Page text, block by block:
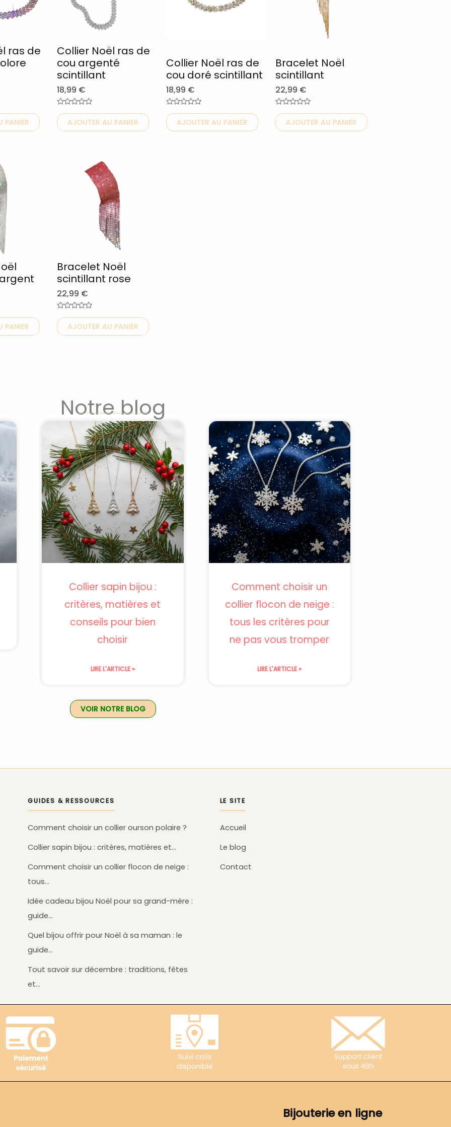
ras de
PANIER
Collier Noël ras de
cou argenté
scintillant
18,99 €
0
sur
5
AJOUTER AU PANIER
variations.
peuvent
être
choisies
sur
la
page
Collier Noël ras de
cou doré scintillant
18,99 €
0
sur
5
AJOUTER AU PANIER
variations.
être
choisies
sur
la
page
Bracelet Noël
scintillant
22,99 €
0
sur
5
AJOUTER AU PANIER
être
choisies
sur
la
page
PANIER
Bracelet Noël
scintillant rose
22,99 €
0
sur
5
AJOUTER AU PANIER
peuvent
être
choisies
sur
la
page
Notre blog
Collier sapin bijou :
critères, matières et
conseils pour bien
choisir
LIRE L'ARTICLE »
Comment choisir un
collier flocon de neige :
tous les critères pour
ne pas vous tromper
LIRE L'ARTICLE »
VOIR NOTRE BLOG
GUIDES & RESSOURCES
Comment choisir un collier ourson polaire ?
Collier sapin bijou : critères, matières et…
Comment choisir un collier flocon de neige :
tous…
Idée cadeau bijou Noël pour sa grand-mère :
guide…
Quel bijou offrir pour Noël à sa maman : le
guide…
Tout savoir sur décembre : traditions, fêtes
et…
LE SITE
Accueil
Le blog
Contact
Bijouterie en ligne